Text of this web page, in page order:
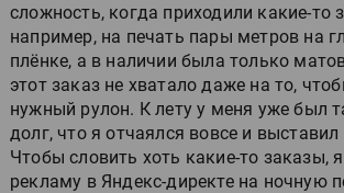
сложность, когда приходили какие-то
например, на печать пары метров на
плёнке, а в наличии была только
этот заказ не хватало даже на то,
нужный рулон. К лету у меня уже был
долг, что я отчаялся вовсе и
Чтобы словить хоть какие-то заказы,
рекламу в Яндекс-директе на ночную